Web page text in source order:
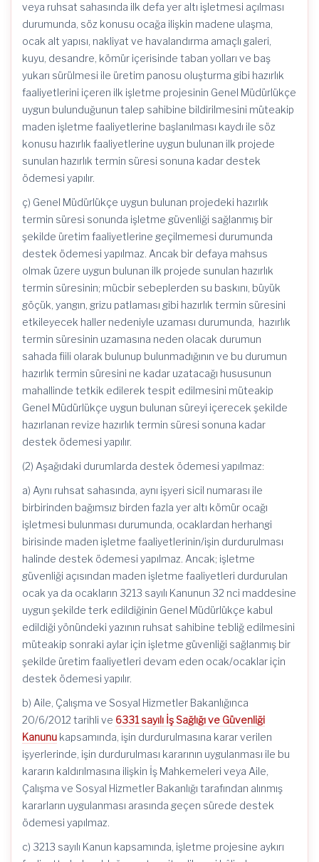
veya ruhsat sahasında ilk defa yer altı işletmesi açılması
durumunda, söz konusu ocağa ilişkin madene ulaşma,
ocak alt yapısı, nakliyat ve havalandırma amaçlı galeri,
kuyu, desandre, kömür içerisinde taban yolları ve baş
yukarı sürülmesi ile üretim panosu oluşturma gibi hazırlık
faaliyetlerini içeren ilk işletme projesinin Genel Müdürlükçe
uygun bulunduğunun talep sahibine bildirilmesini müteakip
maden işletme faaliyetlerine başlanılması kaydı ile söz
konusu hazırlık faaliyetlerine uygun bulunan ilk projede
sunulan hazırlık termin süresi sonuna kadar destek
ödemesi yapılır.
ç) Genel Müdürlükçe uygun bulunan projedeki hazırlık
termin süresi sonunda işletme güvenliği sağlanmış bir
şekilde üretim faaliyetlerine geçilmemesi durumunda
destek ödemesi yapılmaz. Ancak bir defaya mahsus
olmak üzere uygun bulunan ilk projede sunulan hazırlık
termin süresinin; mücbir sebeplerden su baskını, büyük
göçük, yangın, grizu patlaması gibi hazırlık termin süresini
etkileyecek haller nedeniyle uzaması durumunda, hazırlık
termin süresinin uzamasına neden olacak durumun
sahada fiili olarak bulunup bulunmadığının ve bu durumun
hazırlık termin süresini ne kadar uzatacağı hususunun
mahallinde tetkik edilerek tespit edilmesini müteakip
Genel Müdürlükçe uygun bulunan süreyi içerecek şekilde
hazırlanan revize hazırlık termin süresi sonuna kadar
destek ödemesi yapılır.
(2) Aşağıdaki durumlarda destek ödemesi yapılmaz:
a) Aynı ruhsat sahasında, aynı işyeri sicil numarası ile
birbirinden bağımsız birden fazla yer altı kömür ocağı
işletmesi bulunması durumunda, ocaklardan herhangi
birisinde maden işletme faaliyetlerinin/işin durdurulması
halinde destek ödemesi yapılmaz. Ancak; işletme
güvenliği açısından maden işletme faaliyetleri durdurulan
ocak ya da ocakların 3213 sayılı Kanunun 32 nci maddesine
uygun şekilde terk edildiğinin Genel Müdürlükçe kabul
edildiği yönündeki yazının ruhsat sahibine tebliğ edilmesini
müteakip sonraki aylar için işletme güvenliği sağlanmış bir
şekilde üretim faaliyetleri devam eden ocak/ocaklar için
destek ödemesi yapılır.
b) Aile, Çalışma ve Sosyal Hizmetler Bakanlığınca
20/6/2012 tarihli ve 6331 sayılı İş Sağlığı ve Güvenliği
Kanunu kapsamında, işin durdurulmasına karar verilen
işyerlerinde, işin durdurulması kararının uygulanması ile bu
kararın kaldırılmasına ilişkin İş Mahkemeleri veya Aile,
Çalışma ve Sosyal Hizmetler Bakanlığı tarafından alınmış
kararların uygulanması arasında geçen sürede destek
ödemesi yapılmaz.
c) 3213 sayılı Kanun kapsamında, işletme projesine aykırı